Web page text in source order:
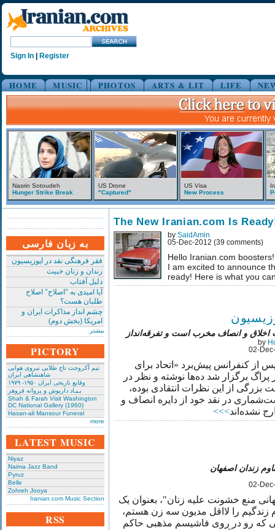
Sign In Register
HOME MUSIC PHOTOS ARTS & LIT LIFE
Nasrin Sotoudeh
Hunger Strike Break
US Drone
"Captured"
US Visa
New Process
به زبان فارسی
فقر فرهنگی نقد در اپوزیسیون
زندان و زنان خبیث
دلیل آفتاب
آیا امیدی به "اصلاح" اصلاح
طلبان هست؟
چشم انداز مذاکرات ایران و
امریکا (بخش دوم)
بیشتر
PICTORY
تیم آکروجت تاج طلایی نیروی هوایی
شاهنشاهی ایران
وقایع تاریخی‌ ایران ۱۹۵۰- ۱۹۷۹
بـیـاد داریوش و پروانه فروهر
Shah & Farah Visit Washington
DC National Gallery (1960)
Hasan-ali Mansour Funeral
more
LATEST MUSIC
Niyaz
Naima Jazz Band
Pyruz
Belle
Zohreh Jooya
Iranian.com Music Section
RSS
The New Iranian.com Is
by SaidAmin
05-Dec-2012 (39 comments)
Hello Iranian.com
I am excited to announce
ready! Here is what you
و انصاف مخرب است و تفرقه‌‌انداز
by
02-
از کنفرانس پیش‌‌برد «اتحاد برای
برگزار شد ده‌‌ها نوشته و نظر در
بزرگی از این نظرات انتقادی بوده،
در نقد خود از دایره انصاف و
>>>
زندان اصفهان
02-
منع خشونت علیه زنان"، بعنوان یک
زندگیم را لااقل مدیون سه زن هستم،
که رو در روی فاشیسم مذهبی حاکم